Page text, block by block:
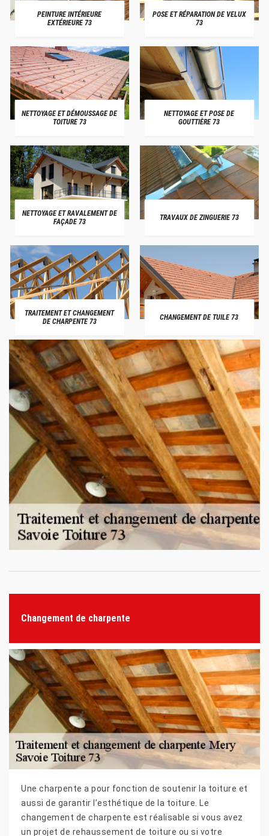
PEINTURE INTÉRIEURE
EXTÉRIEURE 73
POSE ET RÉPARATION DE VELUX
73
NETTOYAGE ET DÉMOUSSAGE DE
TOITURE 73
NETTOYAGE ET POSE DE
GOUTTIÈRE 73
NETTOYAGE ET RAVALEMENT DE
FAÇADE 73
TRAVAUX DE ZINGUERIE 73
TRAITEMENT ET CHANGEMENT
DE CHARPENTE 73
CHANGEMENT DE TUILE 73
Changement de charpente
Une charpente a pour fonction de soutenir la toiture et
aussi de garantir l’esthétique de la toiture. Le
changement de charpente est réalisable si vous avez
un projet de rehaussement de toiture ou si votre